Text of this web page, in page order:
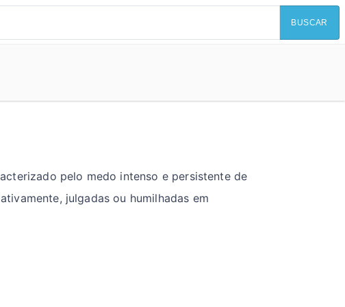
BUSCAR
pelo medo intenso e persistente de
julgadas ou humilhadas em